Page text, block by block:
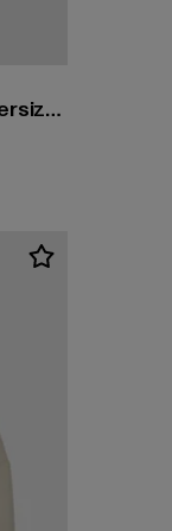
Another Cotton Lab Athl. Dept. Oversized Hoodie
DKK